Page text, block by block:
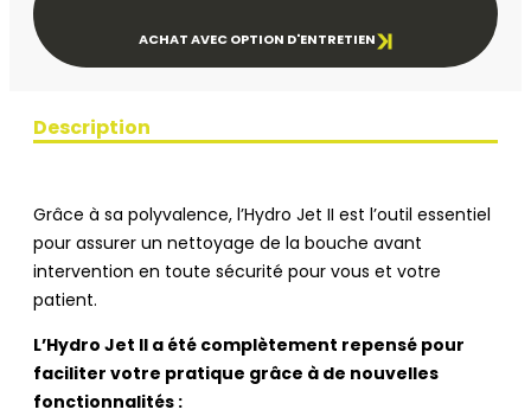
ACHAT AVEC OPTION D'ENTRETIEN
Description
Grâce à sa polyvalence, l’Hydro Jet II est l’outil essentiel
pour assurer un nettoyage de la bouche avant
intervention en toute sécurité pour vous et votre
patient.
L’Hydro Jet II a été complètement repensé pour
faciliter votre pratique grâce à de nouvelles
fonctionnalités :